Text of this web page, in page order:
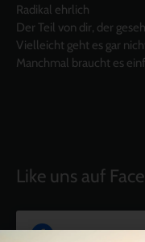
Radikal ehrlich
Der Teil von dir, der
Vielleicht geht es gar
Manchmal braucht es
Like uns auf